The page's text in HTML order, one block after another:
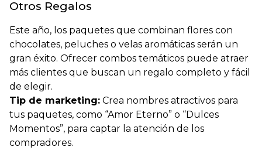
Otros Regalos
Este año, los paquetes que combinan flores con
chocolates, peluches o velas aromáticas serán un
gran éxito. Ofrecer combos temáticos puede atraer
más clientes que buscan un regalo completo y fácil
de elegir.
Tip de marketing: Crea nombres atractivos para
tus paquetes, como “Amor Eterno” o “Dulces
Momentos”, para captar la atención de los
compradores.